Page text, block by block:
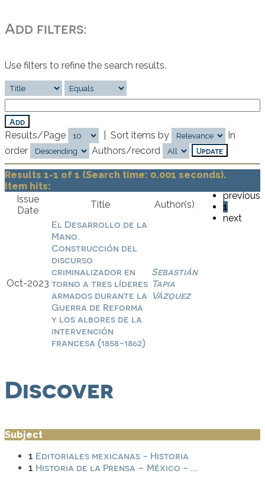
Add filters:
Use filters to refine the search results.
Results/Page Sort items by
In
order
Authors/record
Results 1-1 of 1 (Search time: 0.001 seconds).
previous
1
next
Item hits:
Issue
Date
Title Author(s)
Oct-2023
El Desarrollo de la
Mano.
Construcción del
discurso
criminalizador en
torno a tres líderes
armados durante la
Guerra de Reforma
y los albores de la
intervención
francesa (1858-1862)
Sebastián
Tapia
Vázquez
Discover
Subject
1 Editoriales mexicanas - Historia
1 Historia de la Prensa – México - ...